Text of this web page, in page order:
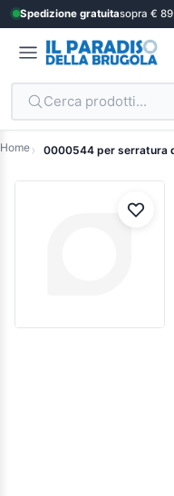
Spedizione gratuitasopra € 89
Cerca prodotti...
Home